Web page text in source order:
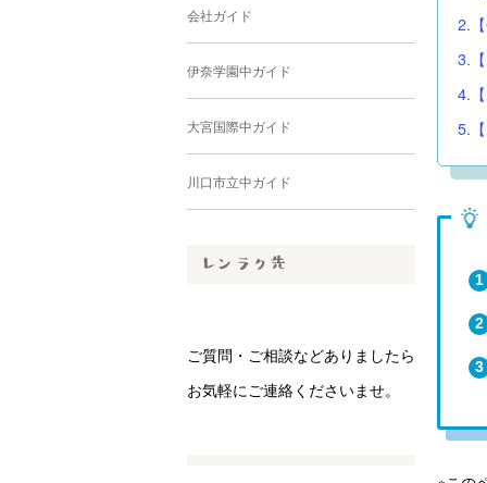
会社ガイド
伊奈学園中ガイド
大宮国際中ガイド
川口市立中ガイド
ご質問・ご相談などありましたら
お気軽にご連絡くださいませ。
2.
3.
4.
5.